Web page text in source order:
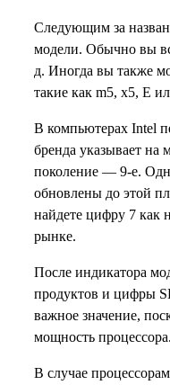
Следующим за
модели. Обычно вы
д. Иногда вы также
такие как m5, x5, E
В компьютерах Intel
бренда указывает на
поколение — 9-е.
обновлены до этой
найдете цифру 7 как
рынке.
После индикатора
продуктов и цифры
важное значение,
мощность процессора.
В случае